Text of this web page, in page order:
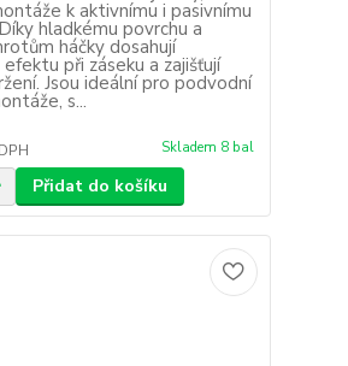
k aktivnímu i pasivnímu
hladkému povrchu a
háčky dosahují
při záseku a zajišťují
Jsou ideální pro podvodní
s...
Skladem 8 bal
Přidat do košíku